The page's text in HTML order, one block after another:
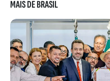
MAIS DE BRASIL